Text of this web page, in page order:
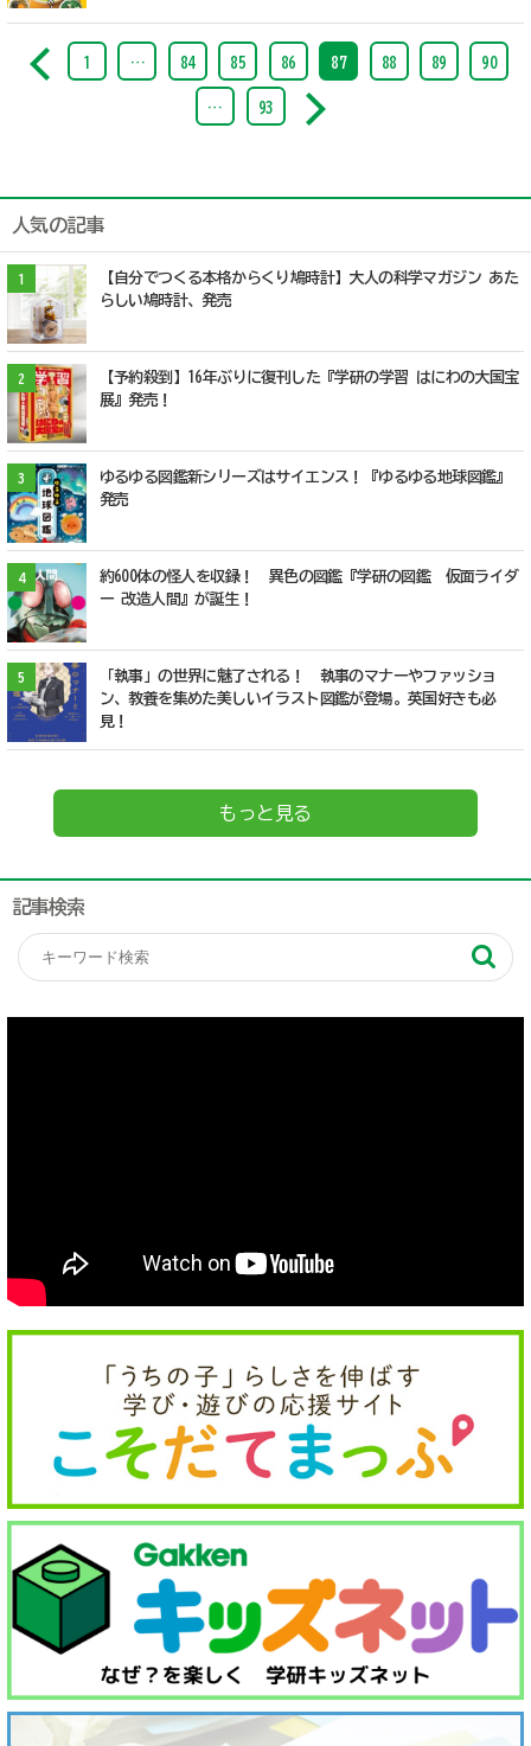
1 … 84 85 86 87 88 89 90
… 93
人気の記事
1
【自分でつくる本格からくり鳩時計】大人の科学マガジン あた
らしい鳩時計、発売
2
【予約殺到】16年ぶりに復刊した『学研の学習 はにわの大国宝
展』発売！
3
ゆるゆる図鑑新シリーズはサイエンス！『ゆるゆる地球図鑑』
発売
4
約600体の怪人を収録！ 異色の図鑑『学研の図鑑 仮面ライダ
ー 改造人間』が誕生！
5
「執事」の世界に魅了される！ 執事のマナーやファッショ
ン、教養を集めた美しいイラスト図鑑が登場。英国好きも必
見！
もっと見る
記事検索